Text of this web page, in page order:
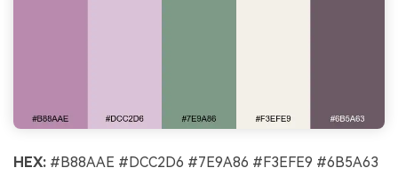
HEX: #B88AAE #DCC2D6 #7E9A86 #F3EFE9 #6B5A63